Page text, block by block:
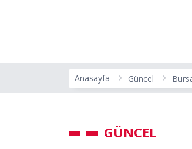
Anasayfa Güncel
GÜNCEL